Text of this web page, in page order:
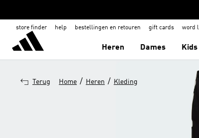
store finder help bestellingen en retouren gift cards word
Heren Dames Kids
Terug Home / Heren / Kleding